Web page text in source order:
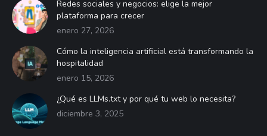
Redes sociales y negocios: elige la mejor
plataforma para crecer
enero 27, 2026
Cómo la inteligencia artificial está transformando la
hospitalidad
enero 15, 2026
¿Qué es LLMs.txt y por qué tu web lo necesita?
diciembre 3, 2025